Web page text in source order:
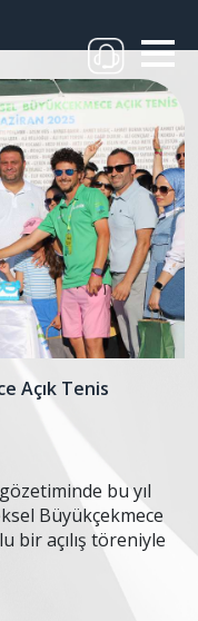
Açık Tenis
bu yıl
Büyükçekmece
bir açılış töreniyle